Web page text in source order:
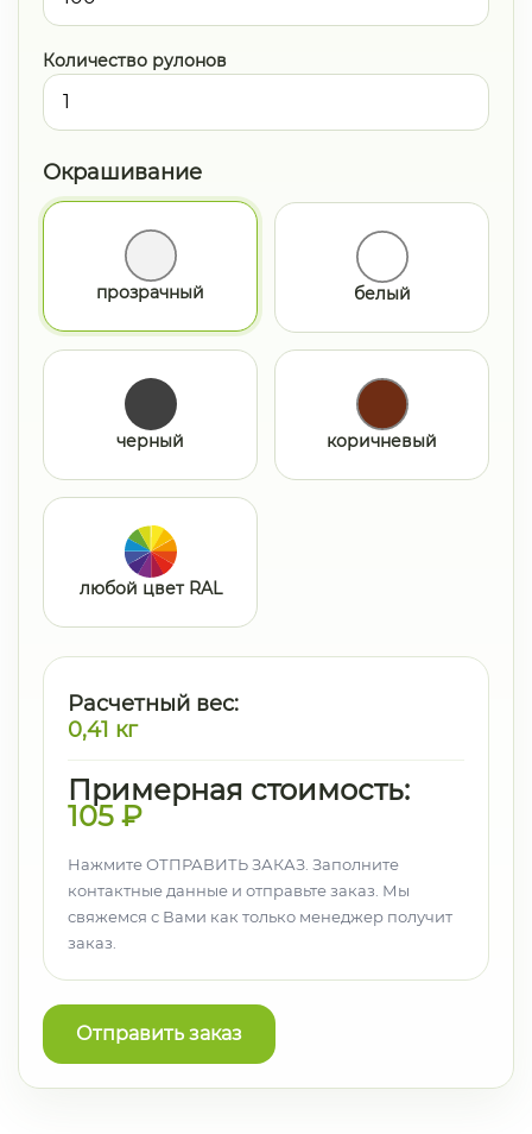
Количество рулонов
Окрашивание
прозрачный белый
черный коричневый
любой цвет RAL
Расчетный вес:
0,41 кг
Примерная стоимость:
105 ₽
Нажмите ОТПРАВИТЬ ЗАКАЗ. Заполните
контактные данные и отправьте заказ. Мы
свяжемся с Вами как только менеджер получит
заказ.
Отправить заказ